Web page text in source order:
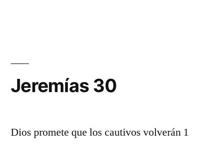
Jeremías 30
Dios promete que los cautivos volverán 1